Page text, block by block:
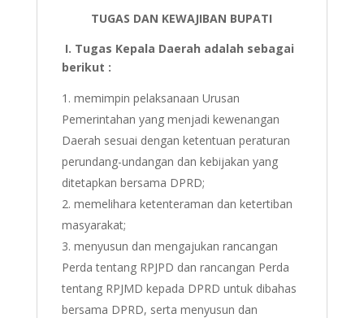
TUGAS DAN KEWAJIBAN BUPATI
I. Tugas Kepala Daerah adalah sebagai
berikut :
memimpin pelaksanaan Urusan
Pemerintahan yang menjadi kewenangan
Daerah sesuai dengan ketentuan peraturan
perundang-undangan dan kebijakan yang
ditetapkan bersama DPRD;
memelihara ketenteraman dan ketertiban
masyarakat;
menyusun dan mengajukan rancangan
Perda tentang RPJPD dan rancangan Perda
tentang RPJMD kepada DPRD untuk dibahas
bersama DPRD, serta menyusun dan